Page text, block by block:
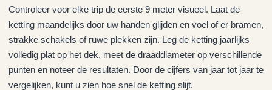
Controleer voor elke trip de eerste 9 meter visueel. Laat de
ketting maandelijks door uw handen glijden en voel of er bramen,
strakke schakels of ruwe plekken zijn. Leg de ketting jaarlijks
volledig plat op het dek, meet de draaddiameter op verschillende
punten en noteer de resultaten. Door de cijfers van jaar tot jaar te
vergelijken, kunt u zien hoe snel de ketting slijt.